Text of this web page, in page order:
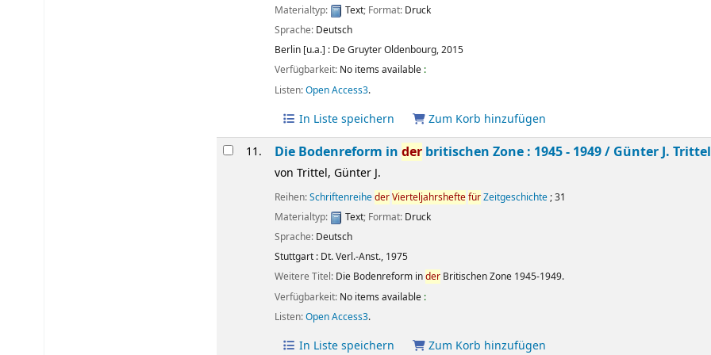
Materialtyp: Text; Format: Druck
Sprache: Deutsch
Berlin [u.a.] : De Gruyter Oldenbourg,2015
Verfügbarkeit: No items available :
Listen:Open Access3.
In Liste speichern
Zum Korb hinzufügen
11.
Die Bodenreform inder britischen Zone : 1945 - 1949 / Günter J. Trittel
von Trittel, Günter J.
Reihen:SchriftenreihederVierteljahrsheftefürZeitgeschichte; 31
Materialtyp:
Text; Format: Druck
Sprache: Deutsch
Stuttgart : Dt. Verl.-Anst., 1975
Weitere Titel: Die Bodenreform inder Britischen Zone 1945-1949.
Verfügbarkeit: No items available :
Listen:Open Access3.
In Liste speichern Zum Korb hinzufügen